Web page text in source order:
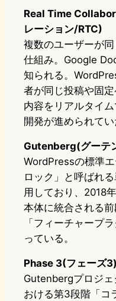
Real Time
レーション/RTC)
複数のユーザーが
仕組み。Google
知られる。
者が同じ投稿や固
内容をリアルタイ
開発が進められてい
Gutenberg(グーテ
WordPressの標準
ロック」と呼ばれ
用しており、2018
本体に統合される
「フィーチャープ
っている。
Phase 3(フェーズ3)
Gutenbergプロジ
おける第3段階「コ